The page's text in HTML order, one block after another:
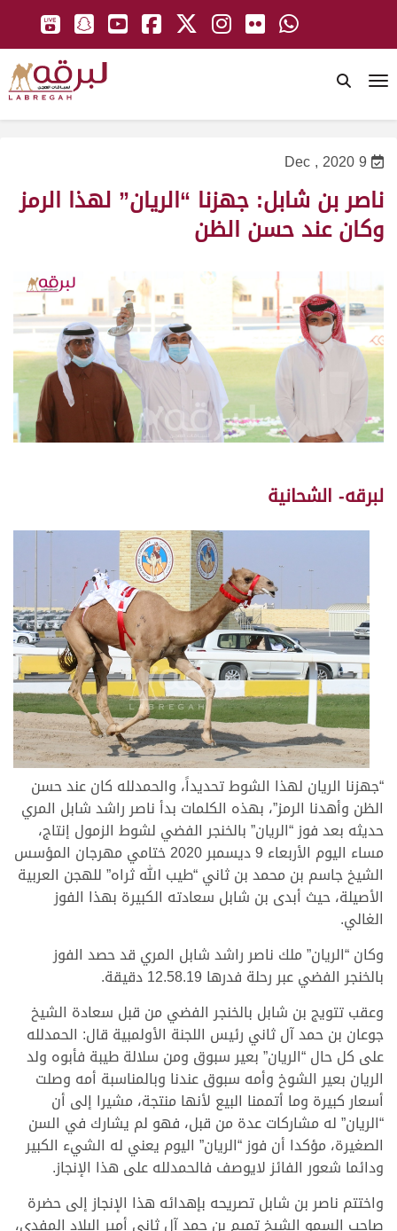
9 Dec , 2020
ناصر بن شابل: جهزنا “الريان” لهذا الرمز
وكان عند حسن الظن
لبرقه- الشحانية
“جهزنا الريان لهذا الشوط تحديداً، والحمدلله كان عند حسن
الظن وأهدنا الرمز”، بهذه الكلمات بدأ ناصر راشد شابل المري
حديثه بعد فوز “الريان” بالخنجر الفضي لشوط الزمول إنتاج،
مساء اليوم الأربعاء 9 ديسمبر 2020 ختامي مهرجان المؤسس
الشيخ جاسم بن محمد بن ثاني “طيب الله ثراه” للهجن العربية
الأصيلة، حيث أبدى بن شابل سعادته الكبيرة بهذا الفوز
الغالي.
وكان “الريان” ملك ناصر راشد شابل المري قد حصد الفوز
بالخنجر الفضي عبر رحلة فدرها 12.58.19 دقيقة.
وعقب تتويج بن شابل بالخنجر الفضي من قبل سعادة الشيخ
جوعان بن حمد آل ثاني رئيس اللجنة الأولمبية قال: الحمدلله
على كل حال “الريان” بعير سبوق ومن سلالة طيبة فأبوه ولد
الريان بعير الشوخ وأمه سبوق عندنا وبالمناسبة أمه وصلت
أسعار كبيرة وما أتممنا البيع لأنها منتجة، مشيرا إلى أن
“الريان” له مشاركات عدة من قبل، فهو لم يشارك في السن
الصغيرة، مؤكدا أن فوز “الريان” اليوم يعني له الشيء الكبير
ودائما شعور الفائز لايوصف فالحمدلله على هذا الإنجاز.
واختتم ناصر بن شابل تصريحه بإهدائه هذا الإنجاز إلى حضرة
صاحب السمو الشيخ تميم بن حمد آل ثاني أمير البلاد المفدى،